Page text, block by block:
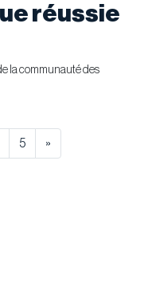
réussie
la communauté des
5 »